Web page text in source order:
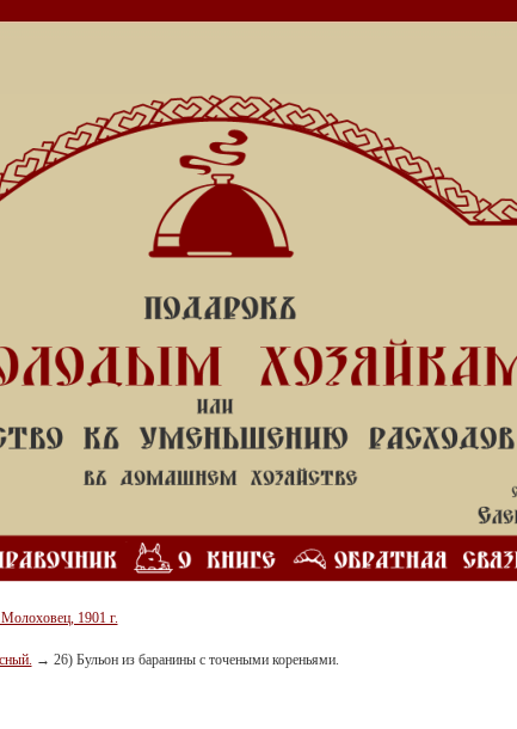
1901 г.
→ 26) Бульон из баранины с точеными кореньями.